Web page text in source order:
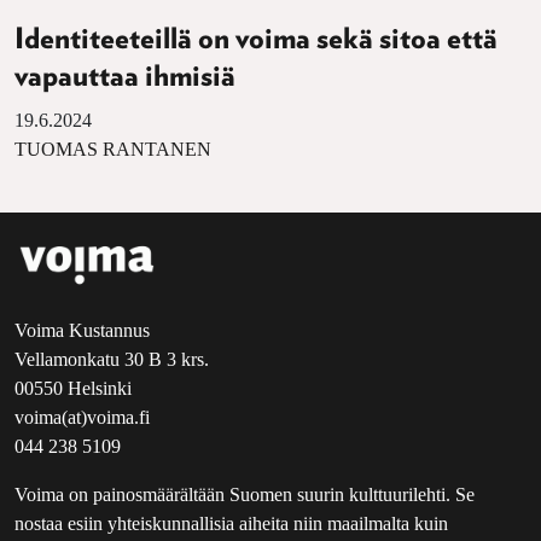
Identiteeteillä on voima sekä sitoa että
vapauttaa ihmisiä
19.6.2024
TUOMAS RANTANEN
Voima Kustannus
Vellamonkatu 30 B 3 krs.
00550 Helsinki
voima(at)voima.fi
044 238 5109
Voima on painosmäärältään Suomen suurin kulttuurilehti. Se
nostaa esiin yhteiskunnallisia aiheita niin maailmalta kuin